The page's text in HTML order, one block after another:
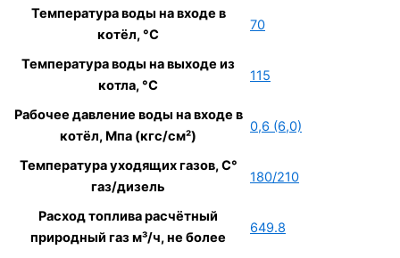
Температура воды на входе в
котёл, °С
70
Температура воды на выходе из
котла, °С
115
Рабочее давление воды на входе в
котёл, Мпа (кгс/см²)
0,6 (6,0)
Температура уходящих газов, С°
газ/дизель
180/210
Расход топлива расчётный
природный газ м³/ч, не более
649.8